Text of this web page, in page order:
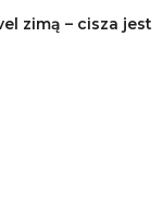
zimą – cisza jest